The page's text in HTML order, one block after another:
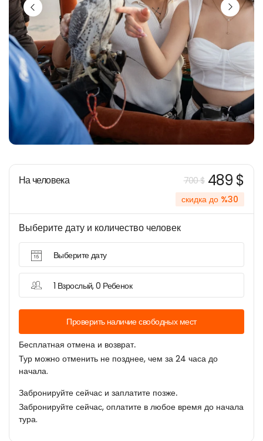
На человека 700 $ 489 $
скидка до %30
Выберите дату и количество человек
Выберите дату
1 Взрослый, 0 Ребенок
Проверить наличие свободных мест
Бесплатная отмена и возврат.
Тур можно отменить не позднее, чем за 24 часа до
начала.
Забронируйте сейчас и заплатите позже.
Забронируйте сейчас, оплатите в любое время до начала
тура.